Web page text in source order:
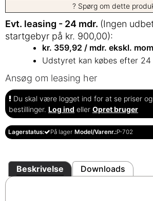
? Spørg om dette
Evt. leasing - 24 mdr. (Ingen
startgebyr på kr. 900,00):
kr. 359,92 / mdr. ekskl.
Udstyret kan købes efter
Ansøg om leasing her
Du skal være logget ind for at se priser
bestillinger. Log ind eller Opret bruger
Lagerstatus: På lager Model/Varenr.:P-702
Beskrivelse Downloads